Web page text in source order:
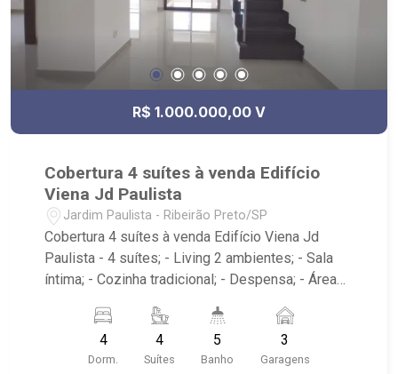
R$ 1.000.000,00 V
Cobertura 4 suítes à venda Edifício
Viena Jd Paulista
Jardim Paulista - Ribeirão Preto/SP
Cobertura 4 suítes à venda Edifício Viena Jd
Paulista - 4 suítes; - Living 2 ambientes; - Sala
íntima; - Cozinha tradicional; - Despensa; - Área
- 2 vagas de garagem; - Condomínio com portaria
24h, piscina e salão de festas; - Próximo ao
supermercado Savegnago, Horti Fruti Cenourão e
4
Dorm.
4
Suítes
5
Banho
3
Garagens